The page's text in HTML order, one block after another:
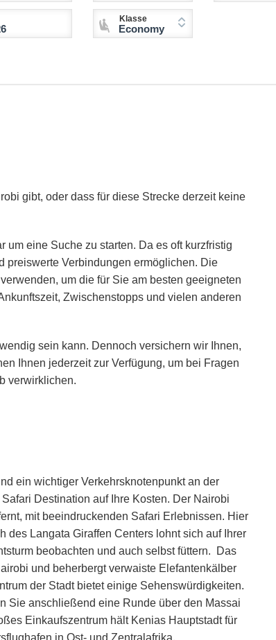
Klasse
Economy
gibt, oder dass für diese Strecke derzeit keine
eine Suche zu starten. Da es oft kurzfristig
preiswerte Verbindungen ermöglichen. Die
um die für Sie am besten geeigneten
Zwischenstopps und vielen anderen
sein kann. Dennoch versichern wir Ihnen,
Ihnen jederzeit zur Verfügung, um bei Fragen
verwirklichen.
ein wichtiger Verkehrsknotenpunkt an der
Destination auf Ihre Kosten. Der Nairobi
mit beeindruckenden Safari Erlebnissen. Hier
des Langata Giraffen Centers lohnt sich auf Ihrer
beobachten und auch selbst füttern. Das
und beherbergt verwaiste Elefantenkälber
der Stadt bietet einige Sehenswürdigkeiten.
Sie anschließend eine Runde über den Massai
Einkaufszentrum hält Kenias Hauptstadt für